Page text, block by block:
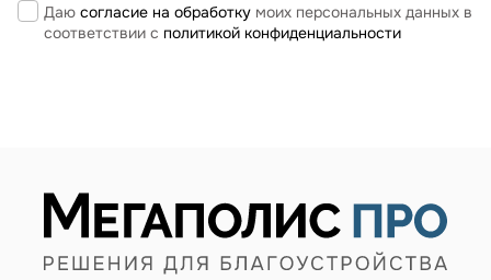
Даю согласие на обработкумоих персональных данных в
соответствии с политикой конфиденциальности